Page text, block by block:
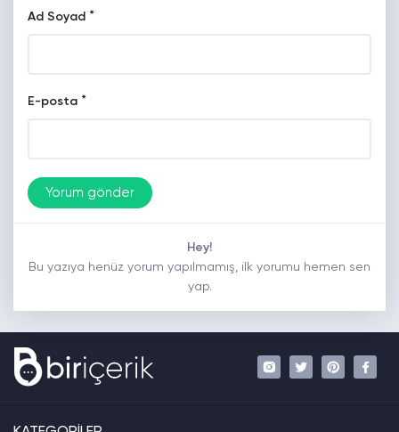
Ad Soyad *
E-posta *
Hey!
Bu yazıya henüz yorum yapılmamış, ilk yorumu hemen sen
yap.